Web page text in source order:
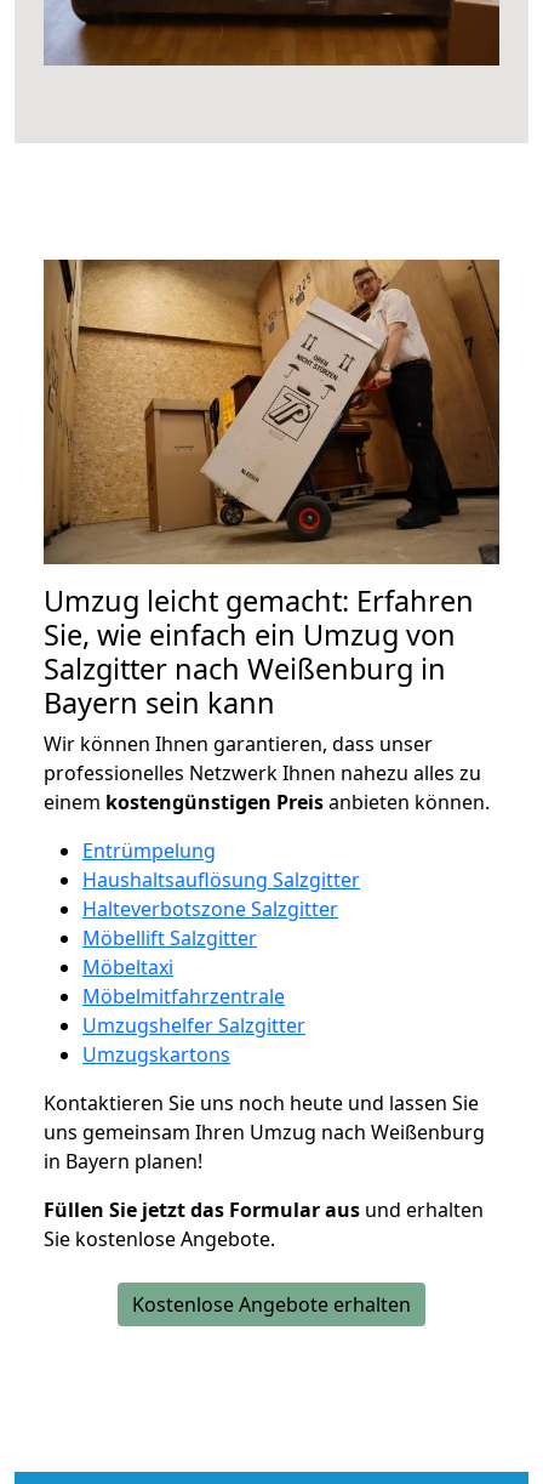
Umzug leicht gemacht: Erfahren
Sie, wie einfach ein Umzug von
Salzgitter nach Weißenburg in
Bayern sein kann
Wir können Ihnen garantieren, dass unser
professionelles Netzwerk Ihnen nahezu alles zu
einem kostengünstigen Preisanbieten können.
Entrümpelung
Haushaltsauflösung Salzgitter
Halteverbotszone Salzgitter
Möbellift Salzgitter
Möbeltaxi
Möbelmitfahrzentrale
Umzugshelfer Salzgitter
Umzugskartons
Kontaktieren Sie uns noch heute und lassen Sie
uns gemeinsam Ihren Umzug nach Weißenburg
in Bayern planen!
Füllen Sie jetzt das Formular aus und erhalten
Sie kostenlose Angebote.
Kostenlose Angebote erhalten